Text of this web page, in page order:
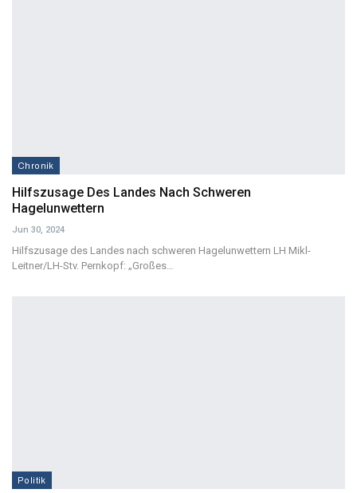
Chronik
Hilfszusage Des Landes Nach Schweren
Hagelunwettern
Jun 30, 2024
Hilfszusage des Landes nach schweren Hagelunwettern LH Mikl-
Leitner/LH-Stv. Pernkopf: „Großes
Politik